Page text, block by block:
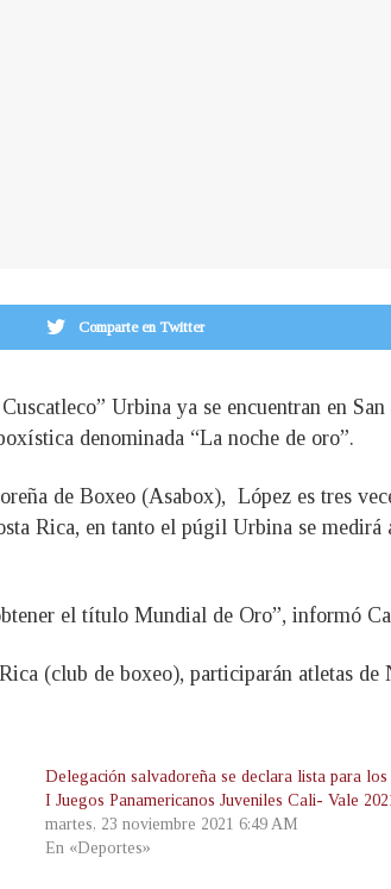
Comparte en Twitter
Urbina ya se encuentran en San
denominada “La noche de oro”.
de Boxeo (Asabox), López es tres
Rica, en tanto el púgil Urbina se medirá
el título Mundial de Oro”, informó
(club de boxeo), participarán atletas de
Delegación salvadoreña se declara lista para los
I Juegos Panamericanos Juveniles Cali- Vale
martes, 23 noviembre 2021 6:49 AM
En «Deportes»